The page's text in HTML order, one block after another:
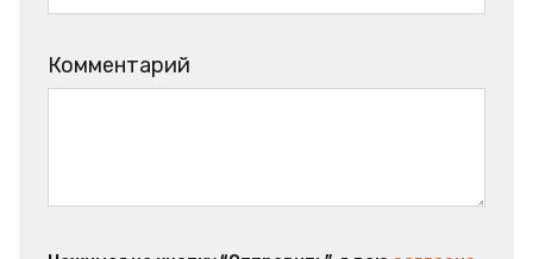
Комментарий